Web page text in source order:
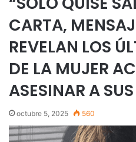
CARTA,
REVELAN LOS
DE LA MUJER
ASESINAR A
octubre 5, 2025 560